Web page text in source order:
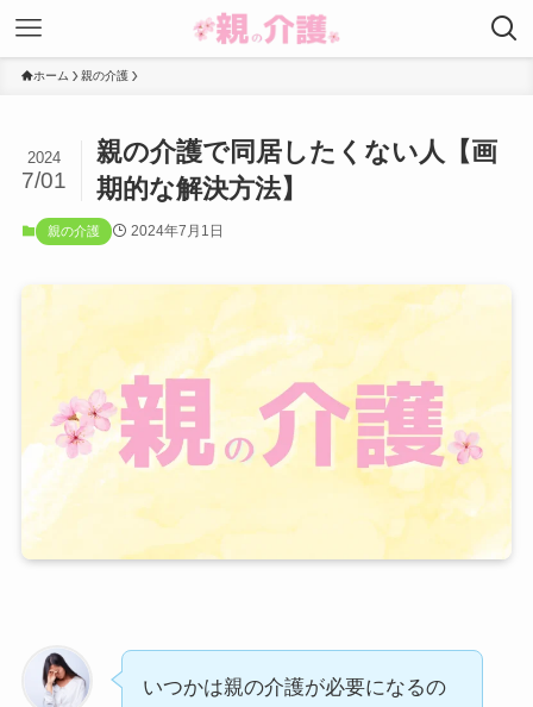
ホーム 親の介護
親の介護で同居したくない人【画
期的な解決方法】
2024
7/01
親の介護 2024年7月1日
いつかは親の介護が必要になるの